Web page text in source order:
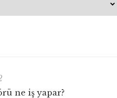
ne iş yapar?